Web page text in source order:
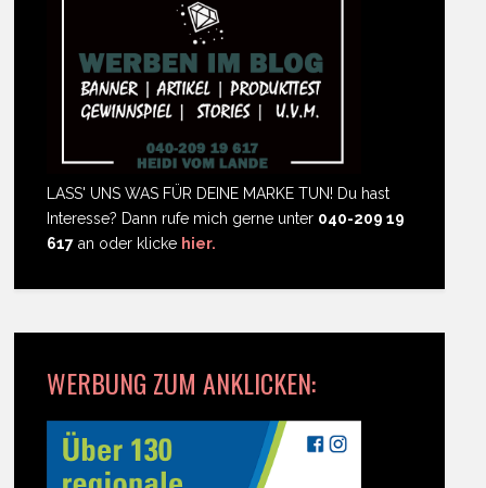
LASS' UNS WAS FÜR DEINE MARKE TUN! Du hast
Interesse? Dann rufe mich gerne unter 040-209 19
617 an oder klicke hier.
WERBUNG ZUM ANKLICKEN: